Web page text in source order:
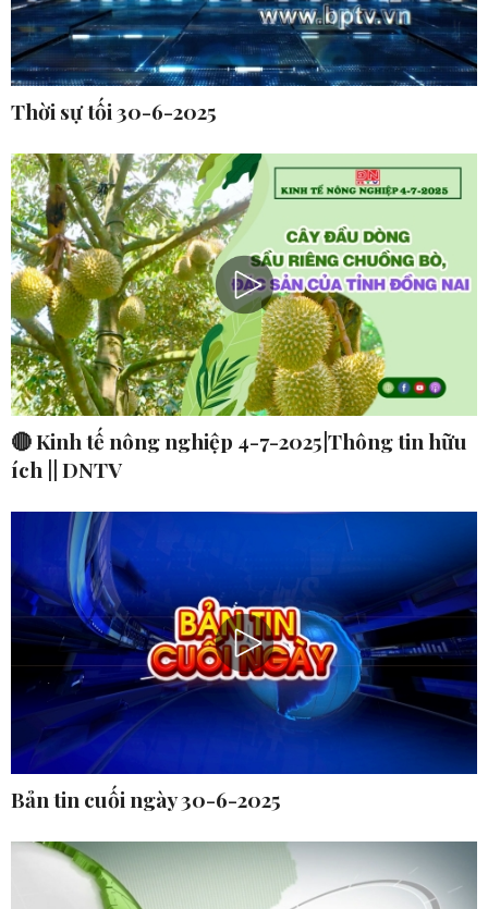
Thời sự tối 30-6-2025
🔴 Kinh tế nông nghiệp 4-7-2025|Thông tin hữu
ích || DNTV
Bản tin cuối ngày 30-6-2025